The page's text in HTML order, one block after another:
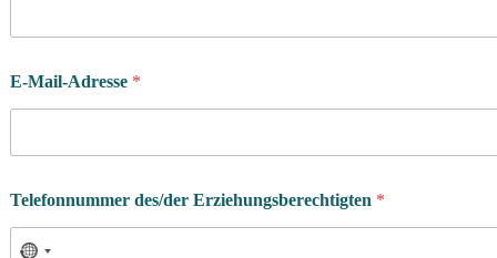
E-Mail-Adresse *
Telefonnummer des/der Erziehungsberechtigten *